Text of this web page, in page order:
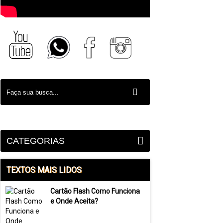
CATEGORIAS
TEXTOS MAIS LIDOS
Cartão Flash Como Funciona
e Onde Aceita?